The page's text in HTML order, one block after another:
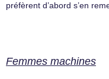
préfèrent d’abord s’en
Femmes machines